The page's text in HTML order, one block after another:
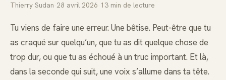
Thierry Sudan 28 avril 2026 13 min de lecture
Tu viens de faire une erreur. Une bêtise. Peut-être que tu
as craqué sur quelqu’un, que tu as dit quelque chose de
trop dur, ou que tu as échoué à un truc important. Et là,
dans la seconde qui suit, une voix s’allume dans ta tête.